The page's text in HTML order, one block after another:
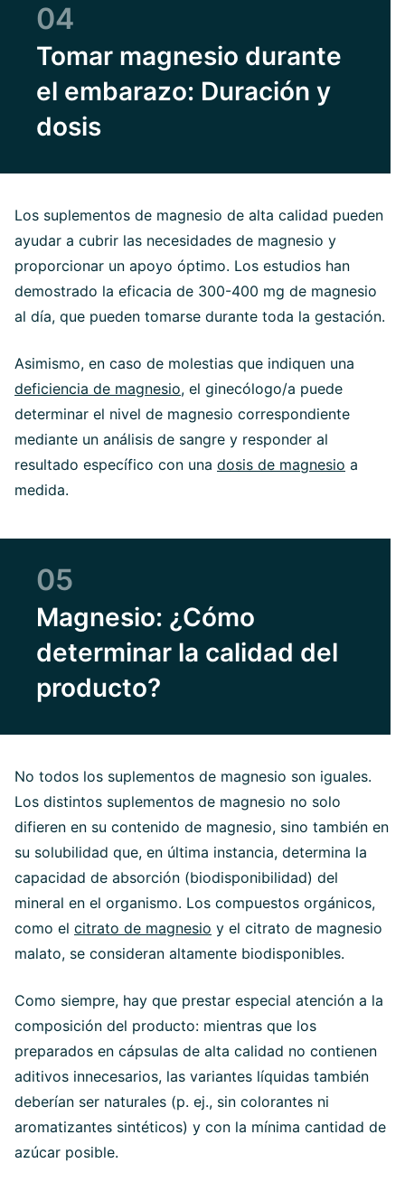
04
Tomar magnesio durante
el embarazo: Duración y
dosis
Los suplementos de magnesio de alta calidad pueden
ayudar a cubrir las necesidades de magnesio y
proporcionar un apoyo óptimo. Los estudios han
demostrado la eficacia de 300-400 mg de magnesio
al día, que pueden tomarse durante toda la gestación.
Asimismo, en caso de molestias que indiquen una
deficiencia de magnesio, el ginecólogo/a puede
determinar el nivel de magnesio correspondiente
mediante un análisis de sangre y responder al
resultado específico con una dosis de magnesio a
medida.
05
Magnesio: ¿Cómo
determinar la calidad del
producto?
No todos los suplementos de magnesio son iguales.
Los distintos suplementos de magnesio no solo
difieren en su contenido de magnesio, sino también en
su solubilidad que, en última instancia, determina la
capacidad de absorción (biodisponibilidad) del
mineral en el organismo. Los compuestos orgánicos,
como el citrato de magnesio y el citrato de magnesio
malato, se consideran altamente biodisponibles.
Como siempre, hay que prestar especial atención a la
composición del producto: mientras que los
preparados en cápsulas de alta calidad no contienen
aditivos innecesarios, las variantes líquidas también
deberían ser naturales (p. ej., sin colorantes ni
aromatizantes sintéticos) y con la mínima cantidad de
azúcar posible.